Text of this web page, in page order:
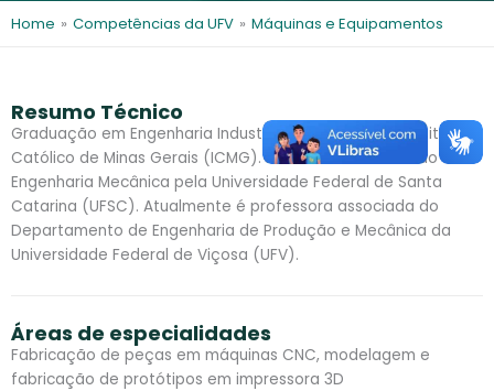
l e
s
e
d
Home » Competências da UFV » Máquinas e Equipamentos
Resumo Técnico
Graduação em Engenharia Industrial Mecânica pelo Instituto
Católico de Minas Gerais (ICMG). Mestrado e Doutorado em
Engenharia Mecânica pela Universidade Federal de Santa
Catarina (UFSC). Atualmente é professora associada do
Departamento de Engenharia de Produção e Mecânica da
Universidade Federal de Viçosa (UFV).
Áreas de especialidades
Fabricação de peças em máquinas CNC, modelagem e
fabricação de protótipos em impressora 3D